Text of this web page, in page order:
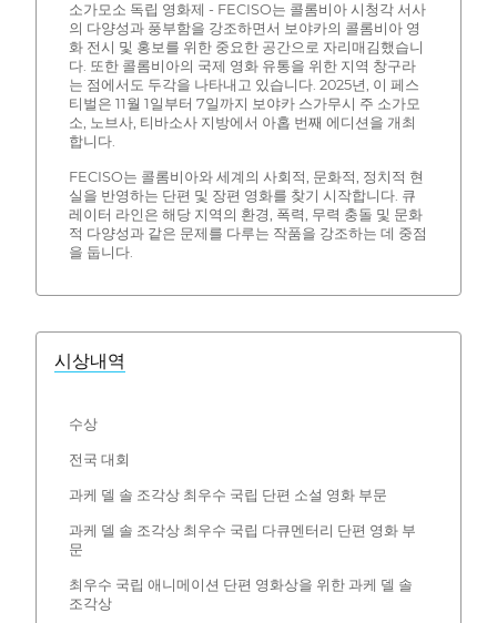
소가모소 독립 영화제 - FECISO는 콜롬비아 시청각 서사
의 다양성과 풍부함을 강조하면서 보야카의 콜롬비아 영
화 전시 및 홍보를 위한 중요한 공간으로 자리매김했습니
다. 또한 콜롬비아의 국제 영화 유통을 위한 지역 창구라
는 점에서도 두각을 나타내고 있습니다. 2025년, 이 페스
티벌은 11월 1일부터 7일까지 보야카 스가무시 주 소가모
소, 노브사, 티바소사 지방에서 아홉 번째 에디션을 개최
합니다.
FECISO는 콜롬비아와 세계의 사회적, 문화적, 정치적 현
실을 반영하는 단편 및 장편 영화를 찾기 시작합니다. 큐
레이터 라인은 해당 지역의 환경, 폭력, 무력 충돌 및 문화
적 다양성과 같은 문제를 다루는 작품을 강조하는 데 중점
을 둡니다.
시상내역
수상
전국 대회
과케 델 솔 조각상 최우수 국립 단편 소설 영화 부문
과케 델 솔 조각상 최우수 국립 다큐멘터리 단편 영화 부
문
최우수 국립 애니메이션 단편 영화상을 위한 과케 델 솔
조각상